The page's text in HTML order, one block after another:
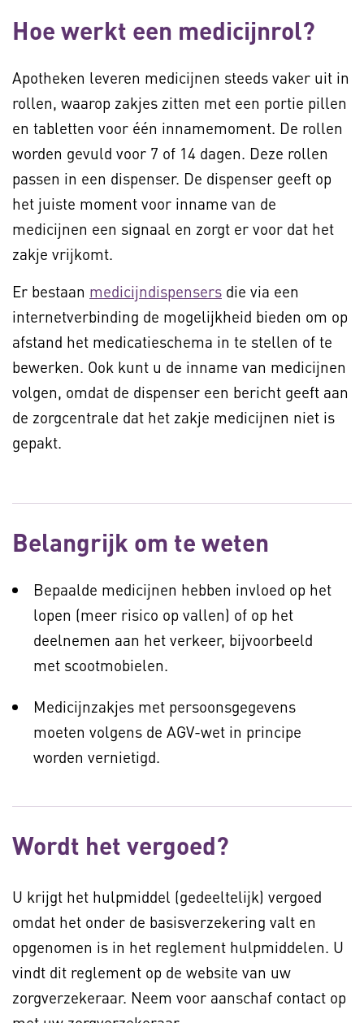
Hoe werkt een medicijnrol?
Apotheken leveren medicijnen steeds vaker uit in
rollen, waarop zakjes zitten met een portie pillen
en tabletten voor één innamemoment. De rollen
worden gevuld voor 7 of 14 dagen. Deze rollen
passen in een dispenser. De dispenser geeft op
het juiste moment voor inname van de
medicijnen een signaal en zorgt er voor dat het
zakje vrijkomt.
Er bestaan medicijndispensers die via een
internetverbinding de mogelijkheid bieden om op
afstand het medicatieschema in te stellen of te
bewerken. Ook kunt u de inname van medicijnen
volgen, omdat de dispenser een bericht geeft aan
de zorgcentrale dat het zakje medicijnen niet is
gepakt.
Belangrijk om te weten
Bepaalde medicijnen hebben invloed op het
lopen (meer risico op vallen) of op het
deelnemen aan het verkeer, bijvoorbeeld
met scootmobielen.
Medicijnzakjes met persoonsgegevens
moeten volgens de AGV-wet in principe
worden vernietigd.
Wordt het vergoed?
U krijgt het hulpmiddel (gedeeltelijk) vergoed
omdat het onder de basisverzekering valt en
opgenomen is in het reglement hulpmiddelen. U
vindt dit reglement op de website van uw
zorgverzekeraar. Neem voor aanschaf contact op